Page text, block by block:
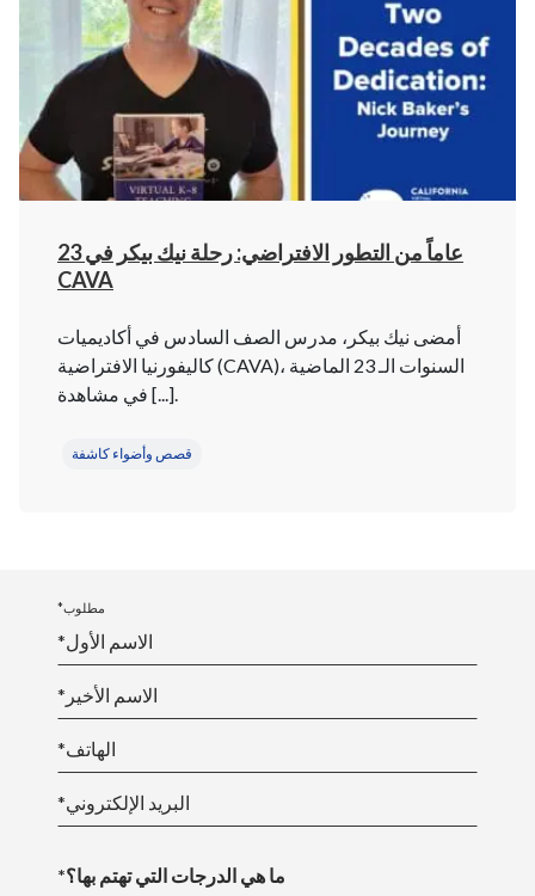
23 عاماً من التطور الافتراضي: رحلة نيك بيكر في
CAVA
أمضى نيك بيكر، مدرس الصف السادس في أكاديميات
كاليفورنيا الافتراضية (CAVA)، السنوات الـ 23 الماضية
في مشاهدة [...].
قصص وأضواء كاشفة
*مطلوب
*الاسم الأول
*الاسم الأخير
*الهاتف
*البريد الإلكتروني
*ما هي الدرجات التي تهتم بها؟